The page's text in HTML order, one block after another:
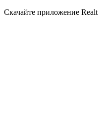
Скачайте приложение Realt